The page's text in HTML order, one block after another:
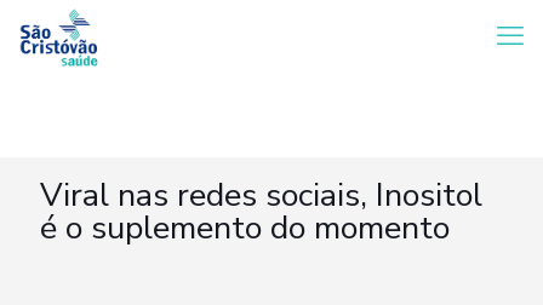
Viral nas redes sociais, Inositol
é o suplemento do momento